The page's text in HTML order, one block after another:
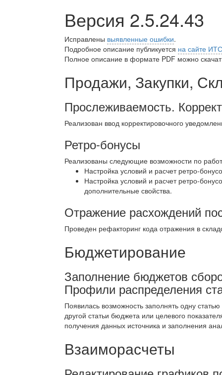
Версия 2.5.24.43
Исправлены выявленные ошибки.
Подробное описание публикуется на сайте ИТС
Полное описание в формате PDF можно
Продажи, Закупки,
Прослеживаемость.
Реализован ввод корректировочного
Ретро-бонусы
Реализованы следующие возможности по
Настройка условий и расчет ретро-
Настройка условий и расчет ретро-
дополнительные свойства.
Отражение расхождений
Проведен рефакторинг кода отражения в
Бюджетирование
Заполнение бюджетов
Профили распределения
Появилась возможность заполнять одну
другой статьи бюджета или целевого
получения данных источника и заполнения
Взаиморасчеты